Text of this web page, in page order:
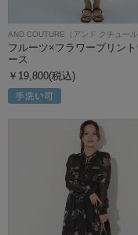
AND COUTURE（アンド クチュール
フルーツ×フラワープリン
ース
￥19,800(税込)